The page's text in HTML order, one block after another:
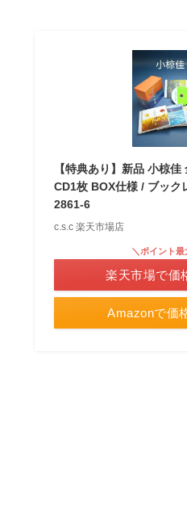
【特典あり】新品 小椋
CD1枚 BOX仕様 / ブック
2861-6
c.s.c 楽天市場店
Amazonで価
＼ポイント最
楽天市場で価